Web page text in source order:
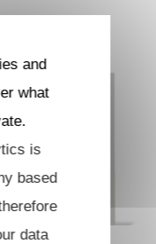
and
what
is
based
data